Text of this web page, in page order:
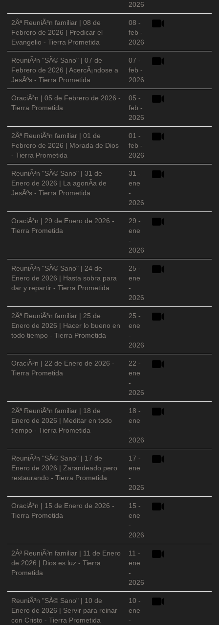
2026
2Âª ReuniÃ³n familiar | 08 de
Febrero de 2026 | Predicar el
Evangelio - Tierra Prometida
08 -
feb -
2026
ReuniÃ³n "SÃ© Sano" | 07 de
Febrero de 2026 | AcercÃ¡ndose a
JesÃºs - Tierra Prometida
07 -
feb -
2026
OraciÃ³n | 05 de Febrero de 2026 -
Tierra Prometida
05 -
feb -
2026
2Âª ReuniÃ³n familiar | 01 de
Febrero de 2026 | Morada de Dios
- Tierra Prometida
01 -
feb -
2026
ReuniÃ³n "SÃ© Sano" | 31 de
Enero de 2026 | La agonÃ­a de
JesÃºs - Tierra Prometida
31 -
ene
-
2026
OraciÃ³n | 29 de Enero de 2026 -
Tierra Prometida
29 -
ene
-
2026
ReuniÃ³n "SÃ© Sano" | 24 de
Enero de 2026 | Hasta sobra para
dar y repartir - Tierra Prometida
25 -
ene
-
2026
2Âª ReuniÃ³n familiar | 25 de
Enero de 2026 | Hacer lo bueno en
todo tiempo - Tierra Prometida
25 -
ene
-
2026
OraciÃ³n | 22 de Enero de 2026 -
Tierra Prometida
22 -
ene
-
2026
2Âª ReuniÃ³n familiar | 18 de
Enero de 2026 | Meditar en todo
tiempo - Tierra Prometida
18 -
ene
-
2026
ReuniÃ³n "SÃ© Sano" | 17 de
Enero de 2026 | Zarandeado pero
restaurando - Tierra Prometida
17 -
ene
-
2026
OraciÃ³n | 15 de Enero de 2026 -
Tierra Prometida
15 -
ene
-
2026
2Âª ReuniÃ³n familiar | 11 de Enero
de 2026 | Dios es luz - Tierra
Prometida
11 -
ene
-
2026
ReuniÃ³n "SÃ© Sano" | 10 de
Enero de 2026 | Servir para reinar
con Cristo - Tierra Prometida
10 -
ene
-